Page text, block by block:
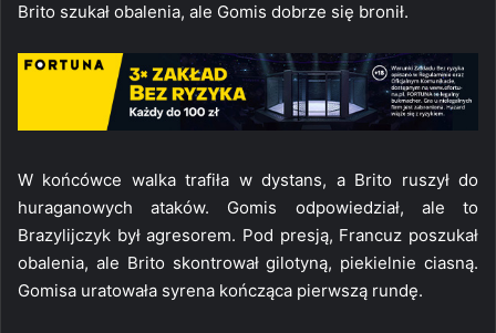
Brito szukał obalenia, ale Gomis dobrze się bronił.
W końcówce walka trafiła w dystans, a Brito ruszył do
huraganowych ataków. Gomis odpowiedział, ale to
Brazylijczyk był agresorem. Pod presją, Francuz poszukał
obalenia, ale Brito skontrował gilotyną, piekielnie ciasną.
Gomisa uratowała syrena kończąca pierwszą rundę.